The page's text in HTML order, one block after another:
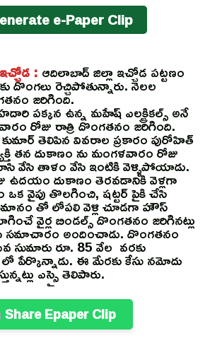
e-Paper Clip
:ఆదిలాబాద్ జిల్లా ఇచ్చోడ పట్టణం
దొంగలు రెచ్చిపోతున్నారు. నెలల
జరిగింది.
పక్కన ఉన్న మహేష్ ఎలక్ట్రికల్స్ అనే
రోజు రాత్రి దొంగతనం జరిగింది.
తెలిపిన వివరాల ప్రకారం పురోహిత్
తన దుకాణం ను మంగళవారం రోజు
వేసి తాళం వేసి ఇంటికి వెళ్ళిపోయాడు.
ఉదయం దుకాణం తెరవడానికి వెళ్లగా
ఒక వైపు తొలగించి, షట్టర్ పైకి చేసి
తో లోపలి వెళ్లి చూడగా హౌస్
వైర్ల బిండల్స్ దొంగతనం జరిగినట్లు
సమాచారం అందించాడు. దొంగతనం
సుమారు రూ. 85 వేల వరకు
లో పేర్కొన్నాడు. ఈ మేరకు కేసు నమోదు
ఎస్సై తెలిపారు.
Share Epaper Clip